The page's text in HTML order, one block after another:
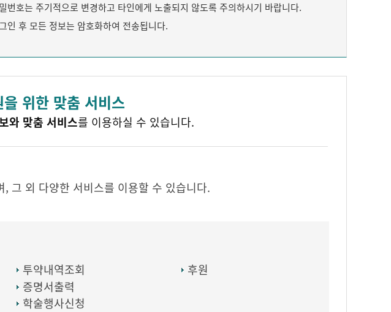
번호는 주기적으로 변경하고 타인에게 노출되지 않도록 주의하시기 바랍니다.
인 후 모든 정보는 암호화하여 전송됩니다.
위한 맞춤 서비스
와 맞춤 서비스를 이용하실 수 있습니다.
그 외 다양한 서비스를 이용할 수 있습니다.
투약내역조회
증명서출력
학술행사신청
후원